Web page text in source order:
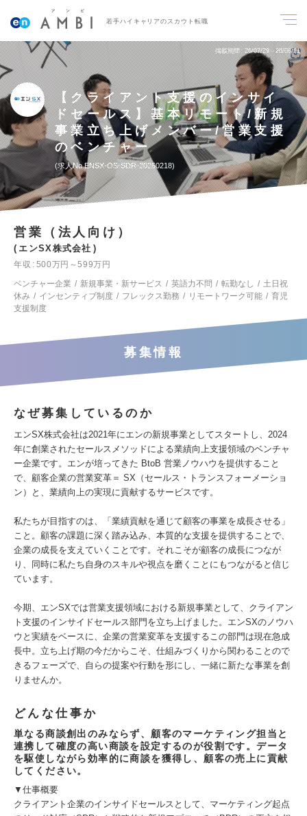
若手ハイキャリアのスカウト転職
掲載期間 26/07/29～26/08/11
【クライアント支援のインサイ
ドセールス】基本リモート/新規
事業立ち上げメンバー/営業支援
のベンチャー
求人No.ENSX-OS-SDR-20260218
営業（法人向け）
エンSX株式会社
年収
500万円～599万円
ベンチャー企業
新規事業・新サービス 英語力不問 転勤なし
土日祝
休み
インセンティブ制度 フレックス勤務 リモートワーク可能
育児
支援制度
募集情報
なぜ募集しているのか
エンSX株式会社は2021年にエンの新規事業としてスタートし、2024
年に創業されたセールスメソッドによる業績向上支援領域のベンチャ
ー企業です。エンが培ってきた BtoB 営業ノウハウを提供すること
で、顧客企業の営業変革＝ SX（セールス・トランスフォーメーショ
ン）と、業績向上の実現に貢献するサービスです。
私たちが目指すのは、「業績貢献を通じて顧客の事業を成長させる」
こと。顧客の課題に深く踏み込み、本質的な支援を提供することで、
企業の成長を支えていくことです。それこそが顧客の成長につなが
り、同時に私たち自身のスキルや視点を磨くことにもつながると信じ
ています。
今期、エンSXでは営業支援領域における新規事業として、クライアン
ト支援のインサイドセールス部門を立ち上げました。エンSXのノウハ
ウと実績をベースに、企業の営業変革を支援するこの部門は現在急成
長中。立ち上げ期の今だからこそ、仕組みづくりから関わることので
きるフェーズで、自らの提案や行動を形にし、一緒に新たな事業を創
りませんか。
どんな仕事か
単なる商談創出のみならず、顧客のマーケティング担当と
連携して確度の高い商談を設定するのが役割です。データ
を駆使しながら効率的に商談を獲得し、顧客の売上に貢献
してください。
▼仕事概要
クライアント企業のインサイドセールスとして、マーケティング起点